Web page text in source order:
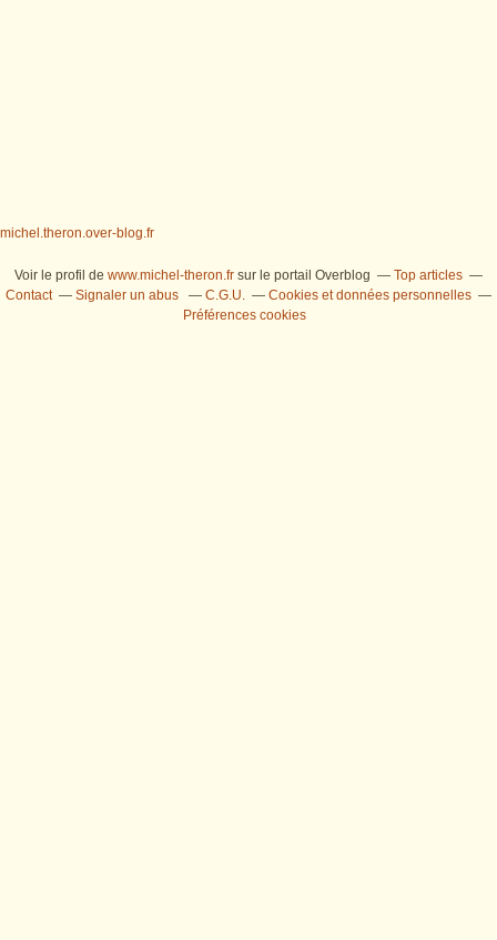
michel.theron.over-blog.fr
Voir le profil de www.michel-theron.fr sur le portail Overblog
Top articles
Contact
Signaler un abus C.G.U.
Cookies et données personnelles
Préférences cookies